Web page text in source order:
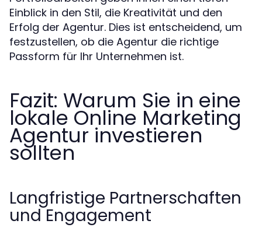
Einblick in den Stil, die Kreativität und den
Erfolg der Agentur. Dies ist entscheidend, um
festzustellen, ob die Agentur die richtige
Passform für Ihr Unternehmen ist.
Fazit: Warum Sie in eine
lokale Online Marketing
Agentur investieren
sollten
Langfristige Partnerschaften
und Engagement